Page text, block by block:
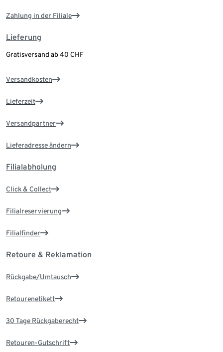
Zahlung in der Filiale
Lieferung
Gratisversand ab 40 CHF
Versandkosten
Lieferzeit
Versandpartner
Lieferadresse ändern
Filialabholung
Click & Collect
Filialreservierung
Filialfinder
Retoure & Reklamation
Rückgabe/Umtausch
Retourenetikett
30 Tage Rückgaberecht
Retouren-Gutschrift